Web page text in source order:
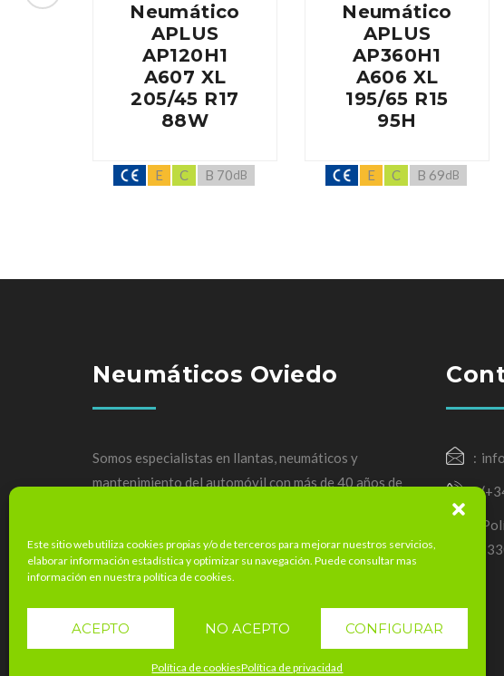
Este sitio web utiliza cookies propias y/o de terceros para mejorar nuestros servicios,
elaborar información estadística y optimizar su navegación. Puede consultar mas
información en nuestra política de cookies.
ACEPTO NO ACEPTO CONFIGURAR
Política de cookiesPolítica de privacidad
Neumático
APLUS
AP120H1
A607 XL
205/45 R17
88W
E C B 70dB
Neumático
APLUS
AP360H1
A606 XL
195/65 R15
95H
E C B 69dB
Neumáticos Oviedo
Somos especialistas en llantas, neumáticos y
mantenimiento del automóvil con más de 40 años de
3,